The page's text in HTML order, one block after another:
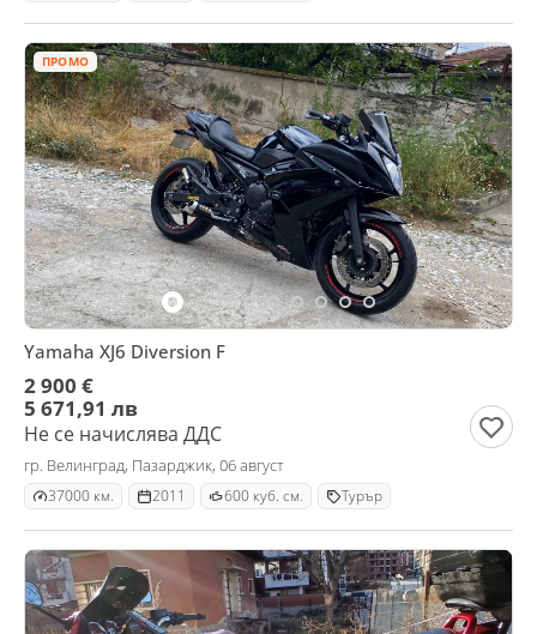
ПРОМО
Yamaha XJ6 Diversion F
2 900 €
5 671,91 лв
Не се начислява ДДС
гр. Велинград, Пазарджик, 06 август
37000 км. 2011 600 куб. см. Турър